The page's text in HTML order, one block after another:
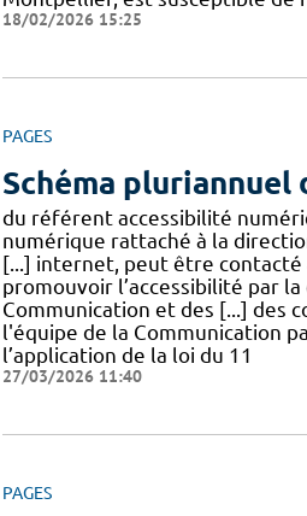
18/02/2026 15:25
PAGES
Schéma
du référent accessibilité
numérique rattaché à la
[...] internet, peut être contacté
promouvoir l’accessibilité par
Communication et des [...] des
l'équipe de la Communication
l’application de la loi du 11
27/03/2026 11:40
PAGES